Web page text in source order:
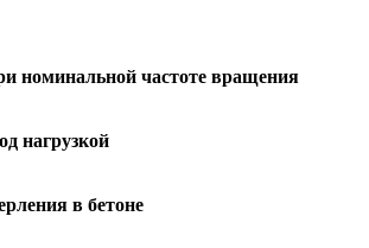
номинальной частоте вращения
нагрузкой
в бетоне